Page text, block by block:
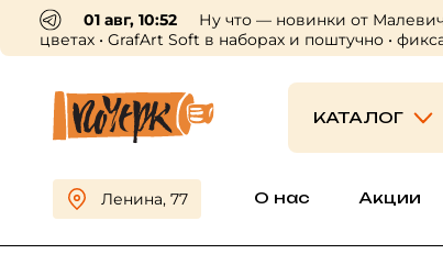
01 авг, 10:52
Ну что — новинки от
цветах • GrafArt Soft в наборах и поштучно •
КАТАЛОГ
Ленина, 77 О нас Акции